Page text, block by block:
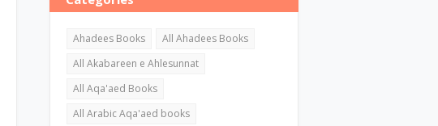
Ahadees Books
All Ahadees Books
All Akabareen e Ahlesunnat
All Aqa'aed Books
All Arabic Aqa'aed books